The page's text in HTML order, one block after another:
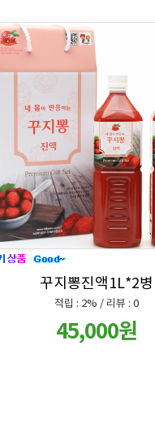
꾸지뽕진액1L*2병
적립 : 2% / 리뷰 : 0
45,000원